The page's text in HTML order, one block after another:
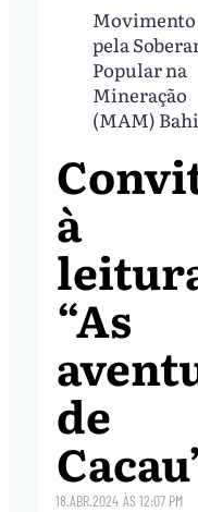
Movimento
pela
Popular na
Mineração
(MAM)
à
“As
de
18.ABR.2024 ÀS12:07 PM